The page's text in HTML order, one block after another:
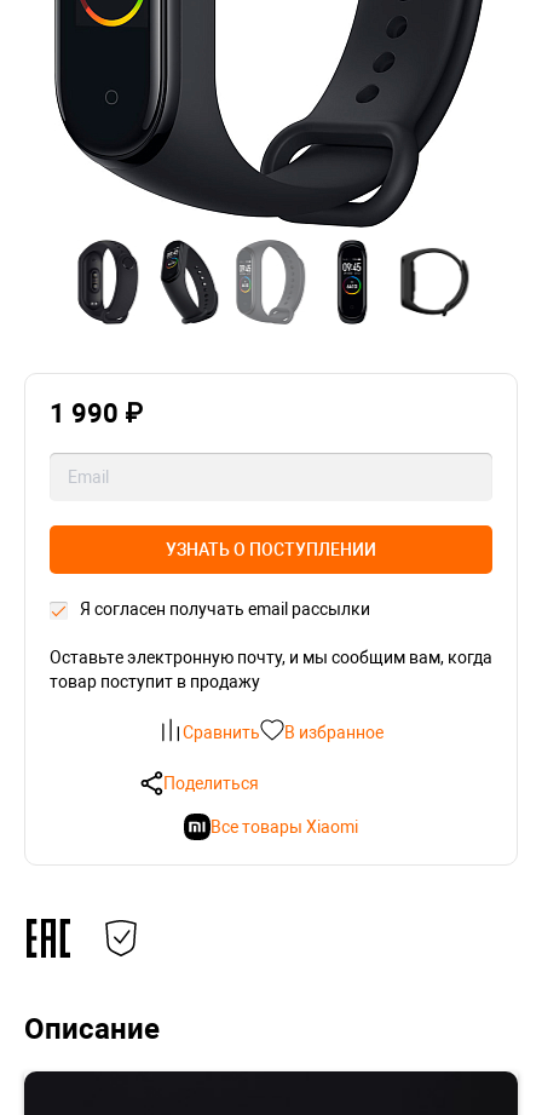
1 990 ₽
УЗНАТЬ О ПОСТУПЛЕНИИ
Я согласен получать email рассылки
Оставьте электронную почту, и мы сообщим вам, когда
товар поступит в продажу
Сравнить В избранное
Поделиться
Все товары Xiaomi
Описание